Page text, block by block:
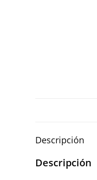
Descripción
Descripción